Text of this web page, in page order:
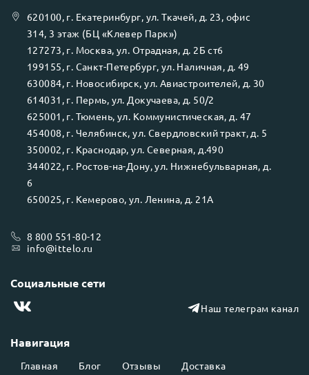
Навигация
Главная Блог Отзывы Доставка
620100, г. Екатеринбург, ул.Ткачей, д. 23, офис
314, 3 этаж (БЦ «Клевер Парк»)
127273, г. Москва, ул. Отрадная, д. 2Б ст6
199155, г. Санкт-Петербург, ул. Наличная, д. 49
630084, г. Новосибирск, ул. Авиастроителей, д. 30
614031 , г. Пермь, ул. Докучаева, д. 50/2
625001 , г. Тюмень, ул. Коммунистическая, д. 47
454008, г. Челябинск, ул. Свердловский тракт, д. 5
350002, г. Краснодар, ул. Северная, д.490
344022, г. Ростов-на-Дону, ул. Нижнебульварная, д.
6
650025, г. Кемерово, ул. Ленина, д. 21А
8 800 551-80-12
info@ittelo.ru
Социальные сети
Наш телеграм канал